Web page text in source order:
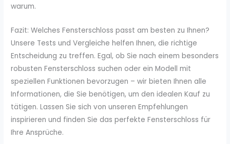
warum.
Fazit: Welches Fensterschloss passt am besten zu Ihnen?
Unsere Tests und Vergleiche helfen Ihnen, die richtige
Entscheidung zu treffen. Egal, ob Sie nach einem besonders
robusten Fensterschloss suchen oder ein Modell mit
speziellen Funktionen bevorzugen – wir bieten Ihnen alle
Informationen, die Sie benötigen, um den idealen Kauf zu
tätigen. Lassen Sie sich von unseren Empfehlungen
inspirieren und finden Sie das perfekte Fensterschloss für
Ihre Ansprüche.